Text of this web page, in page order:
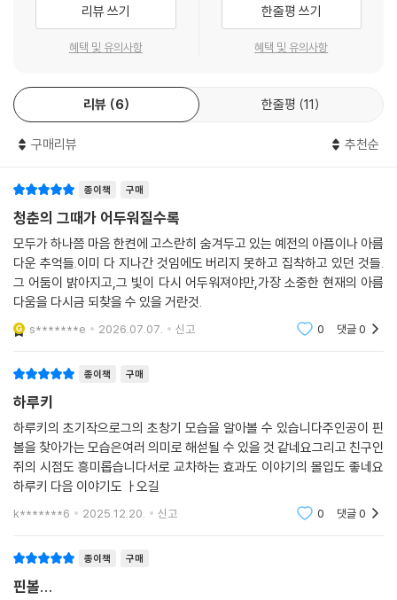
의해서 유지되고 있다.
이른바 ‘쥐 3부작’에 속하는 이 소설은 무라카미 하루키의 경력이 시작되
었음을 알리는 작품이지만, 트레이드마크인 반전으로 가득 차 있다. 이후
- [커커스 리뷰]
짧고 어둡고 마법 같은 성장담.
리뷰 쓰기
혜택 및 유의사항
한줄평 쓰기
혜택 및 유의사항
리뷰 6 한줄평 11
구매리뷰 추천순
종이책 구매
청춘의 그때가 어두워질수록
모두가 하나쯤 마음 한켠에 고스란히 숨겨두고 있는 예전의 아픔이나 아름
다운 추억들.이미 다 지나간 것임에도 버리지 못하고 집착하고 있던 것들.
그 어둠이 밝아지고,그 빛이 다시 어두워져야만,가장 소중한 현재의 아름
다움을 다시금 되찾을 수 있을 거란것.
s*******e 2026.07.07. 신고 0 댓글0
종이책 구매
하루키
하루키의 초기작으로그의 초창기 모습을 알아볼 수 있습니다주인공이 핀
볼을 찾아가는 모습은여러 의미로 해섣될 수 있을 것 같네요그리고 친구인
쥐의 시점도 흥미롭습니다서로 교차하는 효과도 이야기의 몰입도 좋네요
하루키 다음 이야기도 ㅏ오길
k*******6 2025.12.20. 신고 0 댓글0
종이책 구매
핀볼...